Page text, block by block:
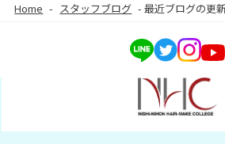
Home - スタッフブログ -最近ブログの更